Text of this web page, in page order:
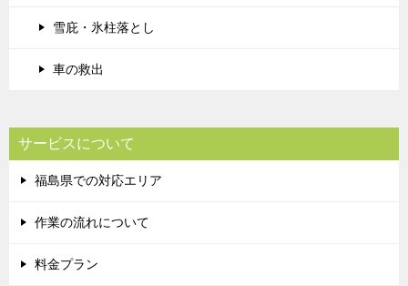
雪庇・氷柱落とし
車の救出
サービスについて
福島県での対応エリア
作業の流れについて
料金プラン